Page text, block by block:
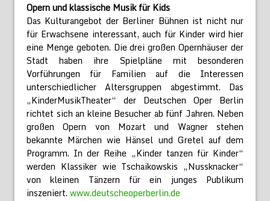
Opern und klassische Musik für Kids
Das Kulturangebot der Berliner Bühnen ist nicht nur
für Erwachsene interessant, auch für Kinder wird hier
eine Menge geboten. Die drei großen Opernhäuser der
Stadt haben ihre Spielpläne mit besonderen
Vorführungen für Familien auf die Interessen
unterschiedlicher Altersgruppen abgestimmt. Das
„KinderMusikTheater“ der Deutschen Oper Berlin
richtet sich an kleine Besucher ab fünf Jahren. Neben
großen Opern von Mozart und Wagner stehen
bekannte Märchen wie Hänsel und Gretel auf dem
Programm. In der Reihe „Kinder tanzen für Kinder“
werden Klassiker wie Tschaikowskis „Nussknacker“
von kleinen Tänzern für ein junges Publikum
inszeniert. www.deutscheoperberlin.de